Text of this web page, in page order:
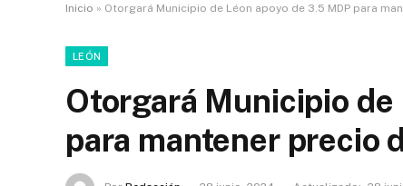
Inicio » Otorgará Municipio de Léon apoyo de 3.5 MDP para
LEÓN
Otorgará Municipio
para mantener precio